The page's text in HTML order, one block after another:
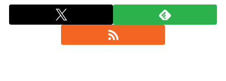
#さいたまスーパーアリーナ